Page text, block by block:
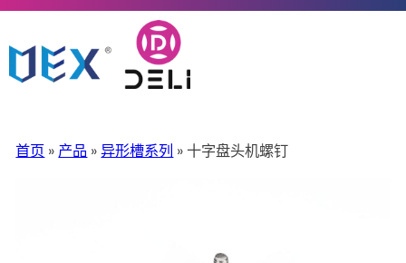
首页 »产品 »异形槽系列 » 十字盘头机螺钉